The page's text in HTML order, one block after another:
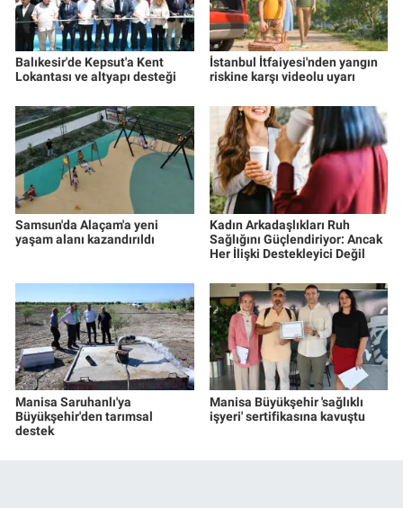
Balıkesir'de Kepsut'a Kent
Lokantası ve altyapı desteği
İstanbul İtfaiyesi'nden yangın
riskine karşı videolu uyarı
Samsun'da Alaçam'a yeni
yaşam alanı kazandırıldı
Kadın Arkadaşlıkları Ruh
Sağlığını Güçlendiriyor: Ancak
Her İlişki Destekleyici Değil
Manisa Saruhanlı'ya
Büyükşehir'den tarımsal
destek
Manisa Büyükşehir 'sağlıklı
işyeri' sertifikasına kavuştu